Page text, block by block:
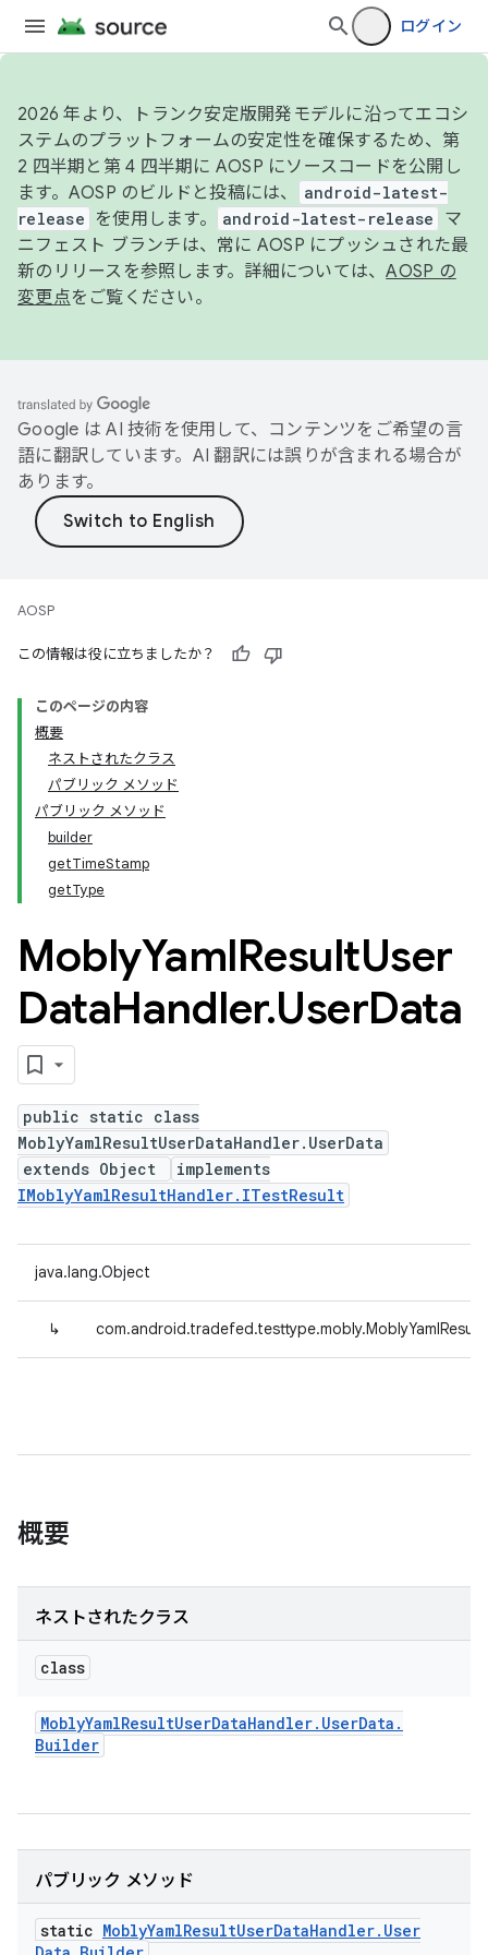
ログイン
2026 年より、トランク安定版開発モデルに沿ってエコシ
ステムのプラットフォームの安定性を確保するため、第
2 四半期と第 4 四半期に AOSP にソースコードを公開し
ます。AOSP のビルドと投稿には、
android-latest-
release
を使用します。 android-latest-release
マ
ニフェスト ブランチは、常に AOSP にプッシュされた最
新のリリースを参照します。詳細については、AOSP の
変更点をご覧ください。
Google は AI 技術を使用して、コンテンツをご希望の言
語に翻訳しています。AI 翻訳には誤りが含まれる場合が
あります。
AOSP
この情報は役に立ちましたか？
このページの内容
概要
ネストされたクラス
パブリック メソッド
パブリック メソッド
builder
getTimeStamp
getType
MoblyYamlResultUser
DataHandler.UserData
public static class
MoblyYamlResultUserDataHandler.UserData
extends Object
implements
IMoblyYamlResultHandler.ITestResult
java.lang.Object
↳
概要
ネストされたクラス
class
MoblyYamlResultUserDataHandler. UserData .
Builder
パブリック メソッド
static MoblyYamlResultUserDataHandler. User